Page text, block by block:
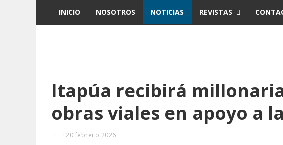
INICIO NOSOTROS NOTICIAS REVISTAS
Itapúa recibirá
obras viales en apoyo a
20 febrero 2026